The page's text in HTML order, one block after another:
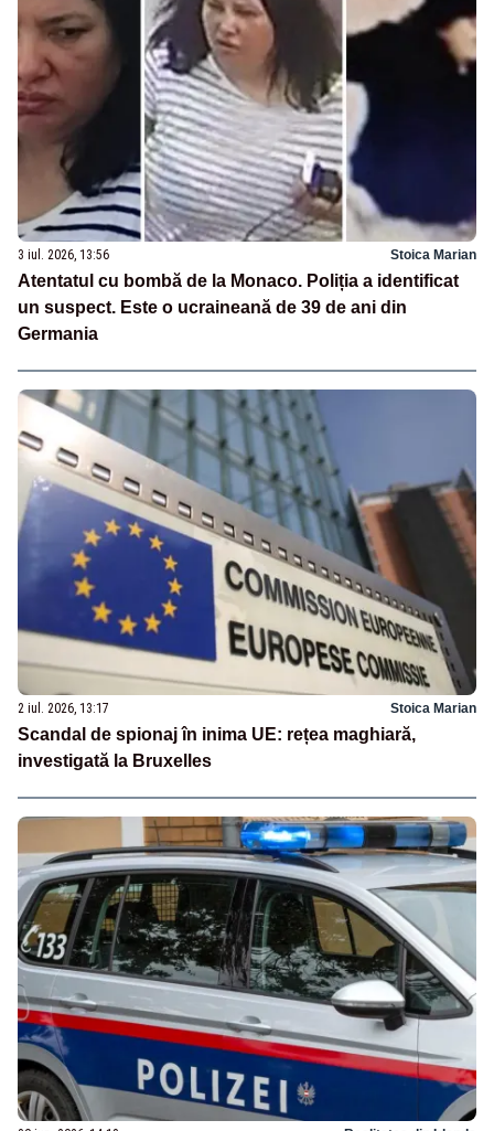
3 iul. 2026, 13:56 Stoica Marian
Atentatul cu bombă de la Monaco. Poliția a identificat
un suspect. Este o ucraineană de 39 de ani din
Germania
2 iul. 2026, 13:17 Stoica Marian
Scandal de spionaj în inima UE: rețea maghiară,
investigată la Bruxelles